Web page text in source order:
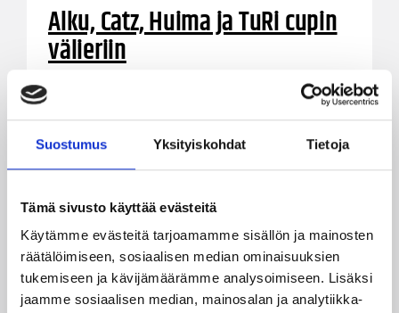
Suostumus Yksityiskohdat Tietoja
Tämä sivusto käyttää evästeitä
Käytämme evästeitä tarjoamamme sisällön ja mainosten
räätälöimiseen, sosiaalisen median ominaisuuksien
tukemiseen ja kävijämäärämme analysoimiseen. Lisäksi
jaamme sosiaalisen median, mainosalan ja analytiikka-
Alku, Catz, Huima ja TuRi cupin
välieriin
Naisten Suomen cupin välieräjoukkueet ovat
selvillä. Torstaina pelatuista cupin puolivälieristä
selvittivät tiensä jatkoon Forssan Alku,
Lappeenrannan Catz, Äänekosken Huima sekä
Turun Riento.